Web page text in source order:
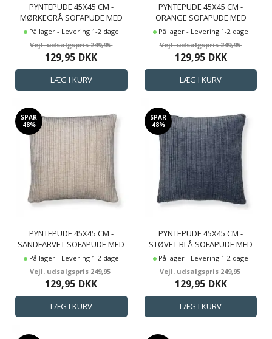
PYNTEPUDE 45X45 CM -
MØRKEGRÅ SOFAPUDE MED
FLØJLS LOOK - BLØD PUDE TIL
SOFAEN - BORG LIVING
På lager - Levering 1-2 dage
249,95
129,95 DKK
PYNTEPUDE 45X45 CM -
ORANGE SOFAPUDE MED
FLØJLS LOOK - BLØD PUDE TIL
SOFAEN - BORG LIVING
På lager - Levering 1-2 dage
249,95
129,95 DKK
SPAR
48%
PYNTEPUDE 45X45 CM -
SANDFARVET SOFAPUDE MED
FLØJLS LOOK - BLØD PUDE TIL
SOFAEN - BORG LIVING
På lager - Levering 1-2 dage
249,95
129,95 DKK
SPAR
48%
PYNTEPUDE 45X45 CM -
STØVET BLÅ SOFAPUDE MED
FLØJLS LOOK - BLØD PUDE TIL
SOFAEN - BORG LIVING
På lager - Levering 1-2 dage
249,95
129,95 DKK